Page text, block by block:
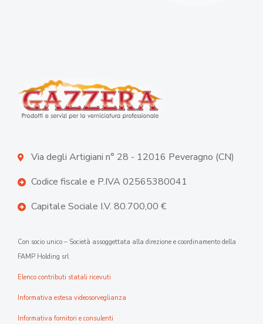
Via degli Artigiani n° 28 - 12016 Peveragno (CN)
Codice fiscale e P.IVA 02565380041
Capitale Sociale I.V. 80.700,00 €
Con socio unico – Società assoggettata alla direzione e coordinamento della
FAMP Holding srl
Elenco contributi statali ricevuti
Informativa estesa videosorveglianza
Informativa fornitori e consulenti